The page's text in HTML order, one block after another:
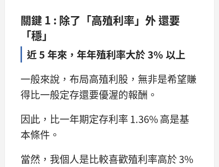
關鍵1 : 除了「高殖利率」外還要
「穩」
近 5 年來，年年殖利率大於 3% 以上
一般來說，布局高殖利股，無非是希望賺
得比一般定存還要優渥的報酬。
因此，比一年期定存利率 1.36% 高是基
本條件。
當然，我個人是比較喜歡殖利率高於 3%